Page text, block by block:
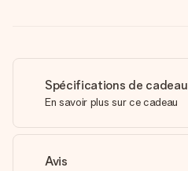
Spécifications de cadeau
En savoir plus sur ce cadeau
Avis